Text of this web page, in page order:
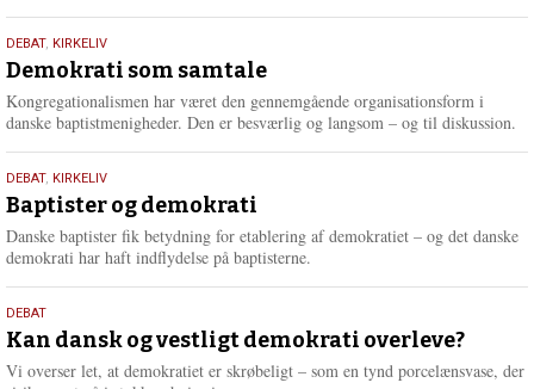
18.
maj
2026
DEBAT, KIRKELIV
Demokrati som samtale
Kongregationalismen har været den gennemgående organisationsform i
danske baptistmenigheder. Den er besværlig og langsom – og til diskussion.
18.
maj
2026
DEBAT, KIRKELIV
Baptister og demokrati
Danske baptister fik betydning for etablering af demokratiet – og det danske
demokrati har haft indflydelse på baptisterne.
18.
maj
2026
DEBAT
Kan dansk og vestligt demokrati overleve?
Vi overser let, at demokratiet er skrøbeligt – som en tynd porcelænsvase, der